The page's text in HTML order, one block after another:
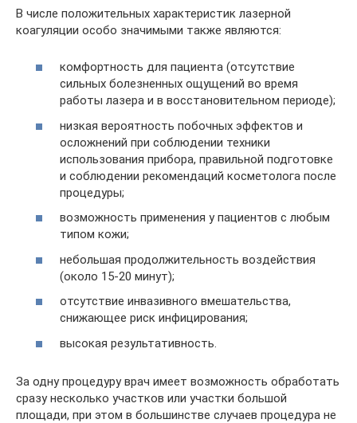
В числе положительных характеристик лазерной
коагуляции особо значимыми также являются:
комфортность для пациента (отсутствие
сильных болезненных ощущений во время
работы лазера и в восстановительном периоде);
низкая вероятность побочных эффектов и
осложнений при соблюдении техники
использования прибора, правильной подготовке
и соблюдении рекомендаций косметолога после
процедуры;
возможность применения у пациентов с любым
типом кожи;
небольшая продолжительность воздействия
(около 15-20 минут);
отсутствие инвазивного вмешательства,
снижающее риск инфицирования;
высокая результативность.
За одну процедуру врач имеет возможность обработать
сразу несколько участков или участки большой
площади, при этом в большинстве случаев процедура не